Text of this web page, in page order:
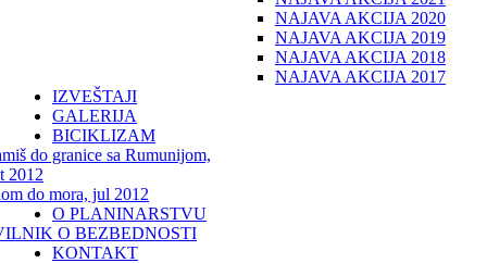
NAJAVA AKCIJA 2020
NAJAVA AKCIJA 2019
NAJAVA AKCIJA 2018
NAJAVA AKCIJA 2017
IZVEŠTAJI
GALERIJA
BICIKLIZAM
do granice sa Rumunijom,
2012
do mora, jul 2012
O PLANINARSTVU
O BEZBEDNOSTI
KONTAKT